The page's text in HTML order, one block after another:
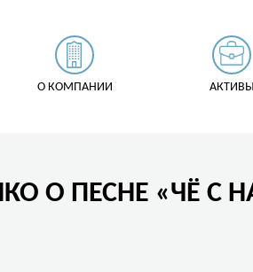
О КОМПАНИИ АКТИВЫ
О ПЕСНЕ «ЧЁ С